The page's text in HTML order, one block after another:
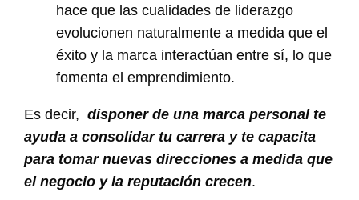
hace que las cualidades de liderazgo
evolucionen naturalmente a medida que el
éxito y la marca interactúan entre sí, lo que
fomenta el emprendimiento.
Es decir, disponer de una marca personal te
ayuda a consolidar tu carrera y te capacita
para tomar nuevas direcciones a medida que
el negocio y la reputación crecen.